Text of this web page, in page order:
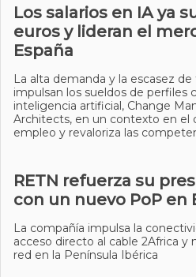
Los salarios en IA ya
euros y lideran el
España
La alta demanda y la escasez
impulsan los sueldos de perfiles
inteligencia artificial, Change
Architects, en un contexto en el
empleo y revaloriza las
RETN refuerza su
con un nuevo PoP en
La compañía impulsa la
acceso directo al cable 2Africa y
red en la Península Ibérica